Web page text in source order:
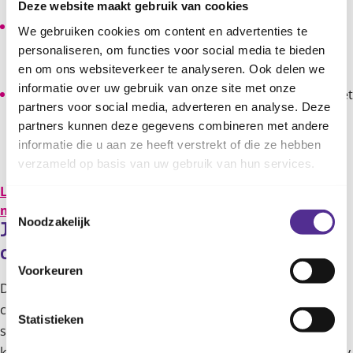
Deze website maakt gebruik van cookies
We gebruiken cookies om content en advertenties te
personaliseren, om functies voor social media te bieden
en om ons websiteverkeer te analyseren. Ook delen we
informatie over uw gebruik van onze site met onze
partners voor social media, adverteren en analyse. Deze
partners kunnen deze gegevens combineren met andere
informatie die u aan ze heeft verstrekt of die ze hebben
verzameld op basis van uw gebruik van hun services.
Toestemmingsselectie
Noodzakelijk
Voorkeuren
Statistieken
Kijk op allesoversport.nlhoe je de motorische
ontwikkeling van je baby kunt aanmoedigen door
beweegspelletjes.
Hoe meer je baby zich gaat bewegen, hoe meer je moet
opletten op veiligheid. Kijk op kinderveiligheid.nl waar
je bij
iedere nieuwe stap van je kind rekening mee
kunt houden.
Lees over de stappen die je baby zit tussen de 4 en 12
maanden.
Jeugdgezondheidszorg en
ontwikkeling baby
De jeugdarts en de jeugdverpleegkundige op het
consultatiebureau van de Jeugdgezondheidszorg kijken
samen met jou hoe je baby groeit en zich ontwikkelt. Zij